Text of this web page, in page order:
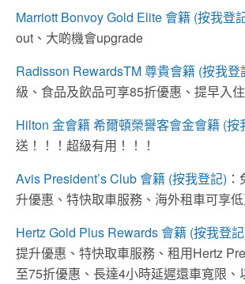
Marriott Bonvoy Gold Elite 會籍 (按我登
out、大啲機會upgrade
Radisson RewardsTM 尊貴會籍 (按我登
級、食品及飲品可享85折優惠、提早入
Hilton 金會籍 希爾頓榮譽客會金會籍 (按
送！！！超級有用！！！
Avis President’s Club 會籍 (按我登記)
升優惠、特快取車服務、海外租車可享
Hertz Gold Plus Rewards 會籍 (按我登記
提升優惠、特快取車服務、租用Hertz
至75折優惠、長達4小時延遲還車寬限、